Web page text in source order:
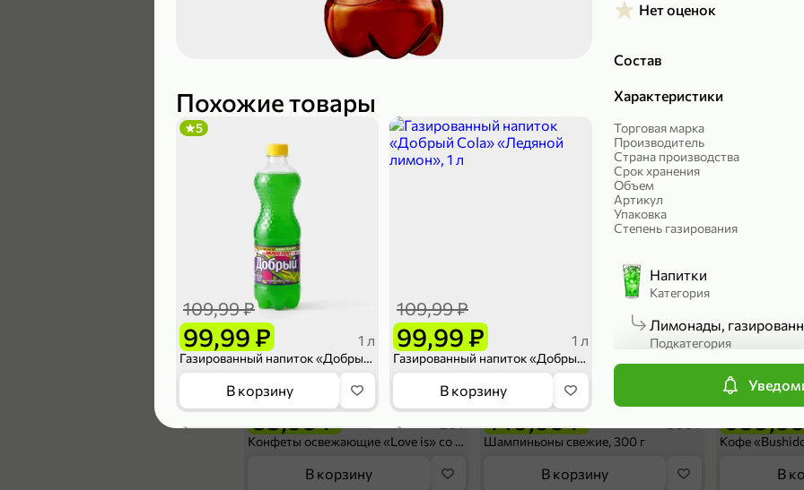
Похожие товары
99,99 ₽
109,99 ₽
1 л
Газированный напиток «Добрый» Киви-виноград, 1 л
5
В корзину
99,99 ₽
109,99 ₽
1 л
Газированный напиток «Добрый Cola» «Ледяной лимон», 1 л
В корзину
5
Нет оценок
Состав
Характеристики
Торговая марка
Производитель
Страна производства
Срок хранения
Объем
Артикул
Упаковка
Степень газирования
Напитки
Категория
Лимонады,
Подкатегория
Риет «Сибагро» с кедровыми орехами, 150 г
В корзину
Манго «Good
83,99 ₽
104,99 ₽
Конфеты освежающие «Love is» со вкусом морской соли и маракуйи, 20 г
5
В корзину
149,99 ₽
169,99 ₽
Шампиньоны свежие, 300 г
В корзину
839,99 ₽
В